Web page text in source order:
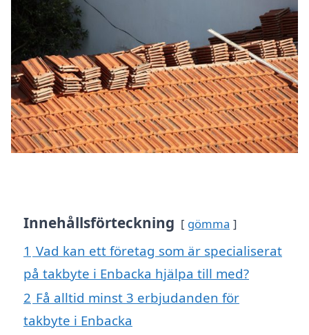
Innehållsförteckning gömma
1 Vad kan ett företag som är specialiserat
på takbyte i Enbacka hjälpa till med?
2 Få alltid minst 3 erbjudanden för
takbyte i Enbacka